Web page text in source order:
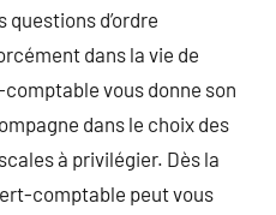
d’ordre
dans la vie de
vous donne son
dans le choix des
à privilégier. Dès la
comptable peut vous